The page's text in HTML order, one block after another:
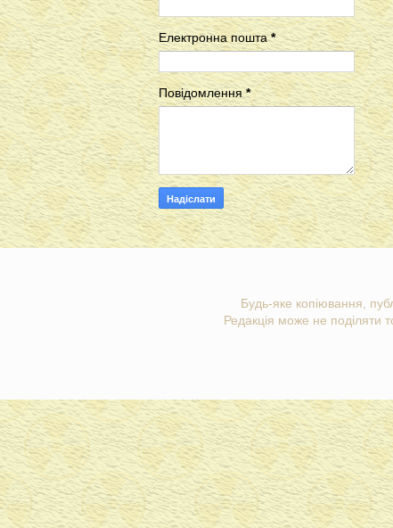
Електронна пошта*
Повідомлення*
Будь-яке копіювання,
Редакція може не поділяти